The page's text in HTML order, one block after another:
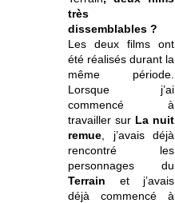
très
dissemblables ?
Les deux films ont
été réalisés durant la
même période.
Lorsque j’ai
commencé à
travailler sur La nuit
remue , j’avais déjà
rencontré les
personnages du
Terrain et j’avais
déjà commencé à